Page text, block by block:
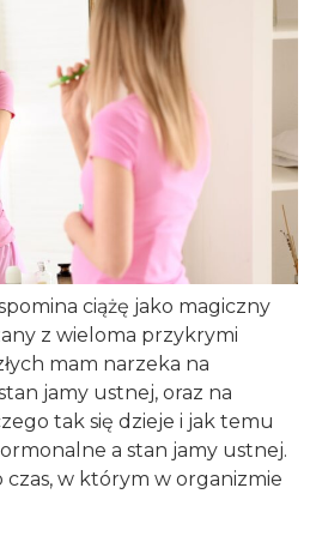
ciążę jako magiczny
z wieloma przykrymi
mam narzeka na
jamy ustnej, oraz na
tak się dzieje i jak temu
a stan jamy ustnej.
czas, w którym w organizmie